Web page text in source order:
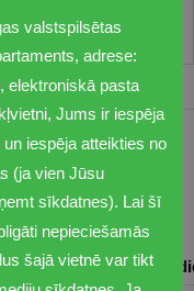
Ceturtdiena
valstspilsētas
adrese:
elektroniskā pasta
Jums ir iespēja
iespēja atteikties no
(ja vien Jūsu
sīkdatnes). Lai šī
nepieciešamās
šajā vietnē var tikt